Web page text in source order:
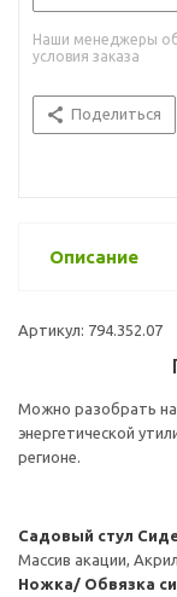
Наши менеджеры
условия заказа
Поделиться
Описание
Артикул: 794.352.07
Можно разобрать
энергетической
регионе.
Садовый стул
Массив акации,
Ножка/ Обвязка